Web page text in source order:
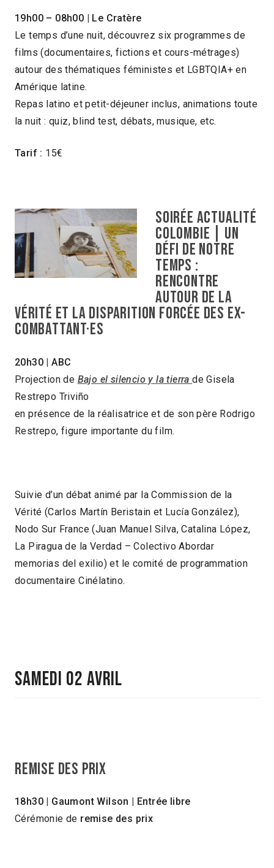
19h00 – 08h00 | Le Cratère
Le temps d’une nuit, découvrez six programmes de
films (documentaires, fictions et cours-métrages)
autour des thématiques féministes et LGBTQIA+ en
Amérique latine.
Repas latino et petit-déjeuner inclus, animations toute
la nuit : quiz, blind test, débats, musique, etc.
Tarif : 15€
Soirée actualité
Colombie | Un
défi de notre
temps :
rencontre
autour de la
vérité et la disparition forcée des ex-
combattant·es
20h30 | ABC
Projection de Bajo el silencio y la tierrade Gisela
Restrepo Triviño
en présence de la réalisatrice et de son père Rodrigo
Restrepo, figure importante du film.
Suivie d’un débat animé par la Commission de la
Vérité (Carlos Martín Beristain et Lucía González),
Nodo Sur France (Juan Manuel Silva, Catalina López,
La Piragua de la Verdad – Colectivo Abordar
memorias del exilio) et le comité de programmation
documentaire Cinélatino.
SAMEDI 02 avril
Remise des prix
18h30 | Gaumont Wilson
| Entrée libre
Cérémonie de remise des prix